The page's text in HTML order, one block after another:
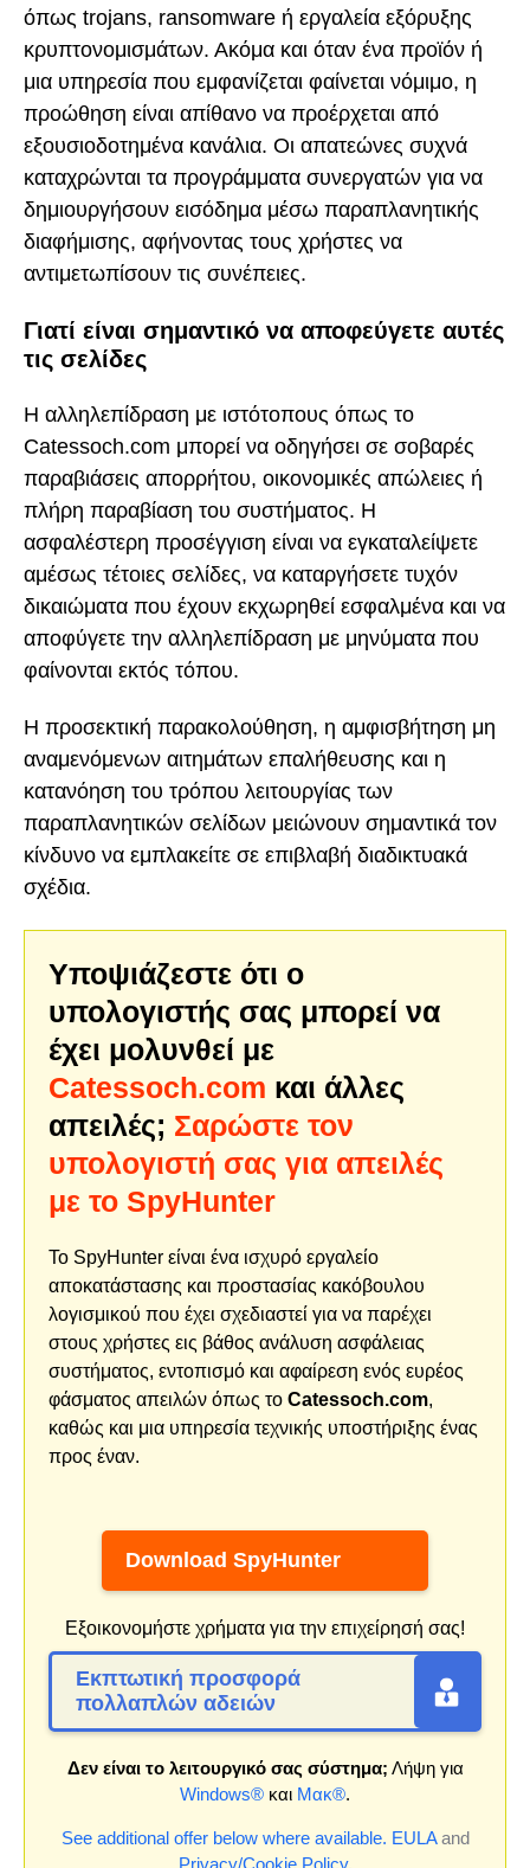
όπως trojans, ransomware ή εργαλεία εξόρυξης
κρυπτονομισμάτων. Ακόμα και όταν ένα προϊόν ή
μια υπηρεσία που εμφανίζεται φαίνεται νόμιμο, η
προώθηση είναι απίθανο να προέρχεται από
εξουσιοδοτημένα κανάλια. Οι απατεώνες συχνά
καταχρώνται τα προγράμματα συνεργατών για να
δημιουργήσουν εισόδημα μέσω παραπλανητικής
διαφήμισης, αφήνοντας τους χρήστες να
αντιμετωπίσουν τις συνέπειες.
Γιατί είναι σημαντικό να αποφεύγετε αυτές
τις σελίδες
Η αλληλεπίδραση με ιστότοπους όπως το
Catessoch.com μπορεί να οδηγήσει σε σοβαρές
παραβιάσεις απορρήτου, οικονομικές απώλειες ή
πλήρη παραβίαση του συστήματος. Η
ασφαλέστερη προσέγγιση είναι να εγκαταλείψετε
αμέσως τέτοιες σελίδες, να καταργήσετε τυχόν
δικαιώματα που έχουν εκχωρηθεί εσφαλμένα και να
αποφύγετε την αλληλεπίδραση με μηνύματα που
φαίνονται εκτός τόπου.
Η προσεκτική παρακολούθηση, η αμφισβήτηση μη
αναμενόμενων αιτημάτων επαλήθευσης και η
κατανόηση του τρόπου λειτουργίας των
παραπλανητικών σελίδων μειώνουν σημαντικά τον
κίνδυνο να εμπλακείτε σε επιβλαβή διαδικτυακά
σχέδια.
Υποψιάζεστε ότι ο
υπολογιστής σας μπορεί να
έχει μολυνθεί με
Catessoch.com και άλλες
απειλές; Σαρώστε τον
υπολογιστή σας για απειλές
με το SpyHunter
Το SpyHunter είναι ένα ισχυρό εργαλείο
αποκατάστασης και προστασίας κακόβουλου
λογισμικού που έχει σχεδιαστεί για να παρέχει
στους χρήστες εις βάθος ανάλυση ασφάλειας
συστήματος, εντοπισμό και αφαίρεση ενός ευρέος
φάσματος απειλών όπως το Catessoch.com,
καθώς και μια υπηρεσία τεχνικής υποστήριξης ένας
προς έναν.
Download SpyHunter
Εξοικονομήστε χρήματα για την επιχείρησή σας!
Εκπτωτική προσφορά
πολλαπλών αδειών
Δεν είναι το λειτουργικό σας σύστημα; Λήψη για
Windows® και Μακ®.
See additional offer below where available. EULAand
Privacy/Cookie Policy.